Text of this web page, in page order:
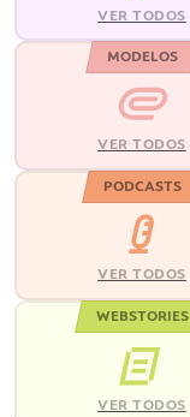
VER TODOS
MODELOS
VER TODOS
PODCASTS
VER TODOS
WEBSTORIES
VER TODOS